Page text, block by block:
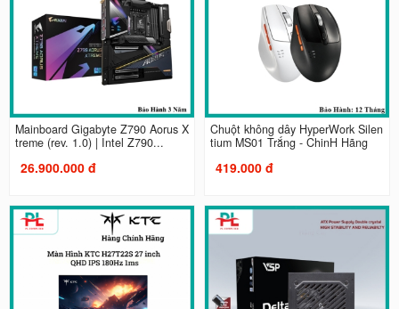
Mainboard Gigabyte Z790 Aorus X
treme (rev. 1.0) | Intel Z790...
26.900.000 đ
Chuột không dây HyperWork Silen
tium MS01 Trắng - ChinH Hãng
419.000 đ